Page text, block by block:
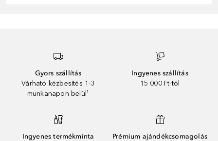
Gyors szállítás
Várható kézbesítés 1-3
munkanapon belül¹
Ingyenes szállítás
15 000 Ft-tól
Ingyenes termékminta
Prémium ajándékcsomagolás